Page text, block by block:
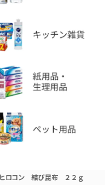
ヒロコン 結び昆布 ２２ｇ